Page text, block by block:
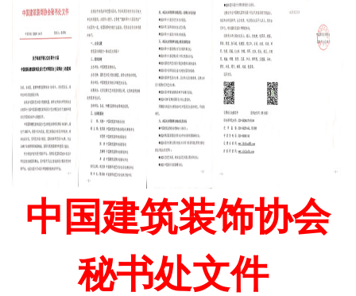
中国建筑装饰协会
秘书处文件